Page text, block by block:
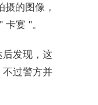
的图像，
宴 "。
后发现，这
过警方并